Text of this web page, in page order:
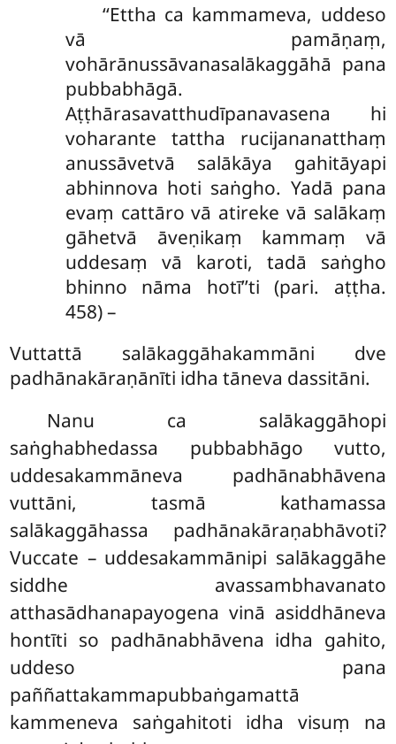
‘‘Ettha ca kammameva, uddeso
vā pamāṇaṃ,
vohārānussāvanasalākaggāhā pana
pubbabhāgā.
Aṭṭhārasavatthudīpanavasena hi
voharante tattha rucijananatthaṃ
anussāvetvā salākāya gahitāyapi
abhinnova hoti saṅgho. Yadā pana
evaṃ cattāro vā atireke vā salākaṃ
gāhetvā āveṇikaṃ kammaṃ vā
uddesaṃ vā karoti, tadā saṅgho
bhinno nāma hotī’’ti (pari. aṭṭha.
458) –
Vuttattā salākaggāhakammāni dve
padhānakāraṇānīti idha tāneva dassitāni.
Nanu ca salākaggāhopi
saṅghabhedassa pubbabhāgo vutto,
uddesakammāneva padhānabhāvena
vuttāni, tasmā kathamassa
salākaggāhassa padhānakāraṇabhāvoti?
Vuccate – uddesakammānipi salākaggāhe
siddhe avassambhavanato
atthasādhanapayogena vinā asiddhāneva
hontīti so padhānabhāvena idha gahito,
uddeso pana
paññattakammapubbaṅgamattā
kammeneva saṅgahitoti idha visuṃ na